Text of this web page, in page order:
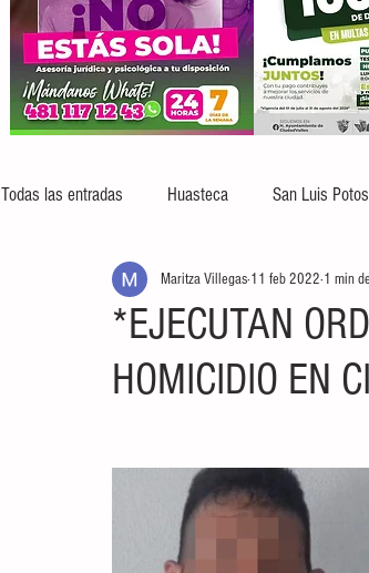
Todas las entradas Huasteca San Luis
*EJECUTAN
HOMICIDIO EN
Maritza Villegas 11 feb 2022 1 min